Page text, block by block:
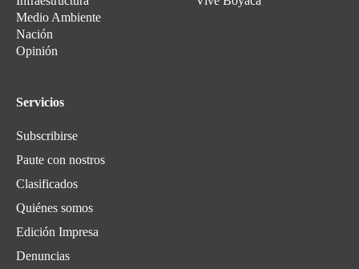
Medio Ambiente
Nación
Opinión
Servicios
Subscribirse
Paute con nostros
Clasificados
Quiénes somos
Edición Impresa
Denuncias